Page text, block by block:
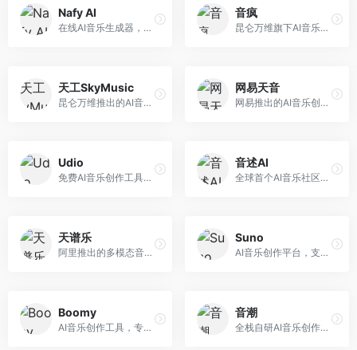
Nafy AI
在线AI音乐生成器，专注于快速音乐创作。面向内容创作者，支持多种风格音乐生成，操作简便，生成速度快，适合快速配乐需求。
音疯
昆仑万维旗下AI音乐创作平台，专注于音乐内容生成。面向音乐爱好者和内容创作者，提供多种风格音乐生成，操作简便，创作速度快。
天工SkyMusic
昆仑万维推出的AI音乐创作平台，基于天工大模型。面向音乐创作者，支持歌词生成、旋律创作、音乐编曲等服务，中文音乐创作能力强。
网易天音
网易推出的AI音乐创作工具，支持作词、作曲与编曲。面向音乐爱好者和独立音乐人，提供歌词生成、旋律创作、编曲制作等服务，与网易云音乐生态深度整合。
Udio
免费AI音乐创作工具，专注于高质量音乐生成。面向音乐创作者和内容制作者，支持多种音乐风格生成，音质专业，创作自由度高，适合专业音乐制作场景。
音述AI
全球首个AI音乐社区平台，整合创作与分享功能。面向音乐创作者和爱好者，提供音乐创作、作品分享、社区交流等服务，社区氛围活跃。
天谱乐
阿里推出的多模态音乐生成平台，整合音频与文本理解能力。面向内容创作者，支持歌词生成、旋律创作、音乐编辑等服务，与阿里生态深度整合。
Suno
AI音乐创作平台，支持通过文字描述生成完整歌曲，包含歌词、旋律和人声。面向音乐爱好者、内容创作者和独立音乐人，操作门槛低，创作速度快，支持多种音乐风格，为音乐创作带来全新可能。
Boomy
AI音乐创作工具，专注于快速音乐生成与发布。面向音乐爱好者和业余创作者，支持一键生成原创音乐，可直接发布到音乐平台，创作门槛低。
音潮
全栈自研AI音乐创作平台，支持从创作到发布的完整流程。面向独立音乐人和音乐工作室，提供作词作曲、编曲混音、音乐发布等服务，创作工具专业。